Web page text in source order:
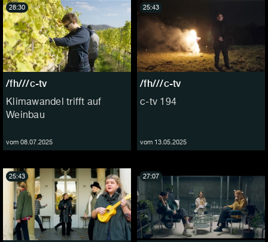
/fh///c-tv
Klimawandel trifft auf
Weinbau
vom 08.07.2025
28:30
/fh///c-tv
c-tv 194
vom 13.05.2025
25:43
25:43 27:07